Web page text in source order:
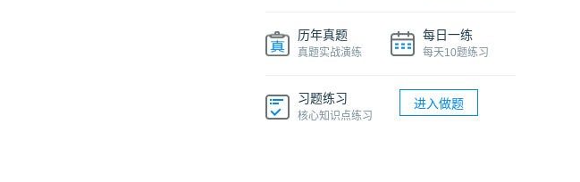
历年真题
真题实战演练
每日一练
每天10题练习
习题练习
核心知识点练习
进入做题